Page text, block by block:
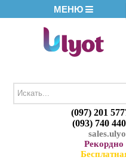
МЕНЮ
(097) 201
(093) 740